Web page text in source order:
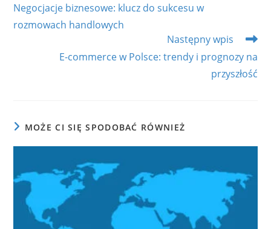
articles
Negocjacje biznesowe: klucz do sukcesu w
rozmowach handlowych
Następny wpis
E-commerce w Polsce: trendy i prognozy na
przyszłość
MOŻE CI SIĘ SPODOBAĆ RÓWNIEŻ